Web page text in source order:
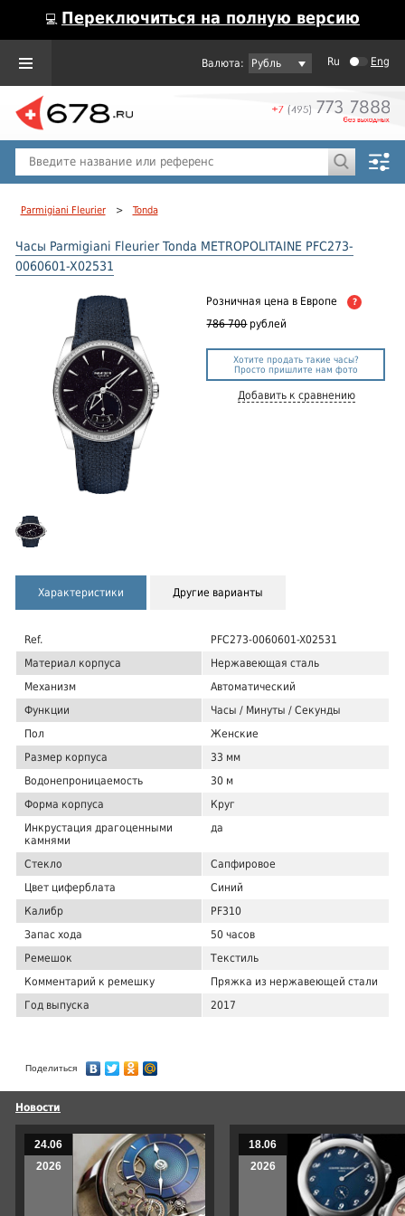
💻 Переключиться на полную версию
Рубль Ru Eng
Parmigiani Fleurier > Tonda
Часы Parmigiani Fleurier Tonda METROPOLITAINE PFC273-
0060601-X02531
Розничная цена в Европе ?
786 700 рублей
Хотите продать такие часы?
Просто пришлите нам фото
Добавить к сравнению
Характеристики Другие варианты
Ref.
PFC273-0060601-X02531
Материал корпуса
Нержавеющая сталь
Механизм
Автоматический
Функции
Часы / Минуты / Секунды
Пол
Женские
Размер корпуса
33 мм
Водонепроницаемость
30 м
Форма корпуса
Круг
Инкрустация драгоценными
камнями
да
Стекло
Сапфировое
Цвет циферблата
Синий
Калибр
PF310
Запас хода
50 часов
Ремешок
Текстиль
Комментарий к ремешку
Пряжка из нержавеющей стали
Год выпуска
2017
Поделиться
Новости
24.06
2026
18.06
2026